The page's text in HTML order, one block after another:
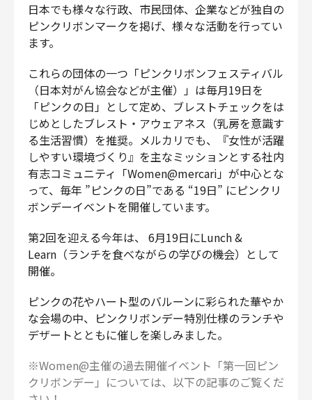
日本でも様々な行政、市民団体、企業などが独自の
ピンクリボンマークを掲げ、様々な活動を行ってい
ます。
これらの団体の一つ「ピンクリボンフェスティバル
（日本対がん協会などが主催）」は毎月19日を
「ピンクの日」として定め、ブレストチェックをは
じめとしたブレスト・アウェアネス（乳房を意識す
る生活習慣）を推奨。メルカリでも、『女性が活躍
しやすい環境づくり』を主なミッションとする社内
有志コミュニティ「Women@mercari」が中心とな
って、毎年 ”ピンクの日”である “19日” にピンクリ
ボンデーイベントを開催しています。
第2回を迎える今年は、 6月19日にLunch &
Learn（ランチを食べながらの学びの機会）として
開催。
ピンクの花やハート型のバルーンに彩られた華やか
な会場の中、ピンクリボンデー特別仕様のランチや
デザートとともに催しを楽しみました。
※Women@主催の過去開催イベント「第一回ピン
クリボンデー」については、以下の記事のご覧くだ